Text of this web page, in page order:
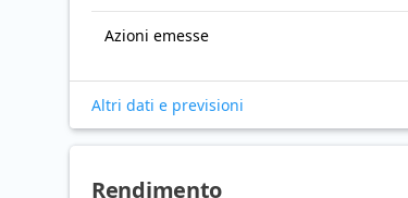
Azioni emesse
Altri dati e previsioni
Rendimento